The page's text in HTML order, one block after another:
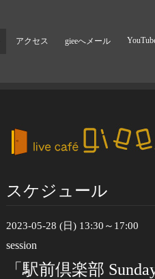
アクセス gieeへメール
スケジュール
2023-05-28 (日) 13:30～17:00
session
「駅前倶楽部